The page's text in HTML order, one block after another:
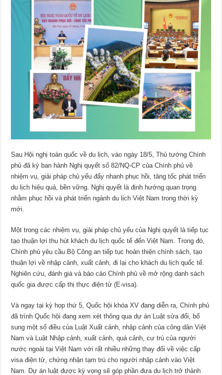
Sau Hội nghị toàn quốc về du lịch, vào ngày 18/5, Thủ tướng Chính
phủ đã ký ban hành Nghị quyết số 82/NQ-CP của Chính phủ về
nhiệm vụ, giải pháp chủ yếu đẩy nhanh phục hồi, tăng tốc phát triển
du lịch hiệu quả, bền vững. Nghị quyết là định hướng quan trọng
nhằm phục hồi và phát triển ngành du lịch Việt Nam trong thời kỳ
mới.
Một trong các nhiệm vụ, giải pháp chủ yếu của Nghị quyết là tiếp tục
tạo thuận lợi thu hút khách du lịch quốc tế đến Việt Nam. Trong đó,
Chính phủ yêu cầu Bộ Công an tiếp tục hoàn thiện chính sách, tạo
thuận lợi về nhập cảnh, xuất cảnh, đi lại cho khách du lịch quốc tế.
Nghiên cứu, đánh giá và báo cáo Chính phủ về mở rộng danh sách
quốc gia được cấp thị thực điện tử (E-visa).
Và ngay tại kỳ họp thứ 5, Quốc hội khóa XV đang diễn ra, Chính phủ
đã trình Quốc hội đang xem xét thông qua dự án Luật sửa đổi, bổ
sung một số điều của Luật Xuất cảnh, nhập cảnh của công dân Việt
Nam và Luật Nhập cảnh, xuất cảnh, quá cảnh, cư trú của người
nước ngoài tại Việt Nam với rất nhiều những thay đổi về việc cấp
visa điện tử, chứng nhận tạm trú cho người nhập cảnh vào Việt
Nam. Dự án luật được kỳ vọng sẽ góp phần đưa du lịch trở thành